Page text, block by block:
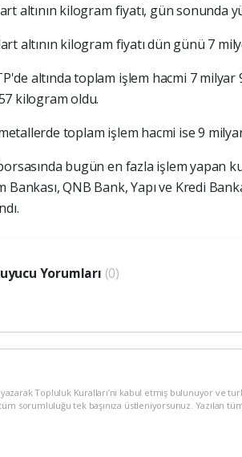
altının kilogram fiyatı, gün sonunda
altının kilogram fiyatı dün günü 7
altında toplam işlem hacmi 7
kilogram oldu.
toplam işlem hacmi ise 9
bugün en fazla işlem yapan
Bankası, QNB Bank, Yapı ve Kredi
Yorumları (0)
Topluluk Kuralları’nı kabul etmiş bulunuyor ve
sorumluluğu tek başınıza üstleniyorsunuz. Yazılan